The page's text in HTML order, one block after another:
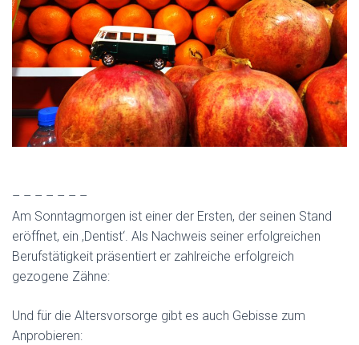
– – – – – – –
Am Sonntagmorgen ist einer der Ersten, der seinen Stand
eröffnet, ein ‚Dentist‘. Als Nachweis seiner erfolgreichen
Berufstätigkeit präsentiert er zahlreiche erfolgreich
gezogene Zähne:
Und für die Altersvorsorge gibt es auch Gebisse zum
Anprobieren: